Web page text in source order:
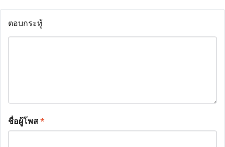
ตอบกระทู้
ชื่อผู้โพส*